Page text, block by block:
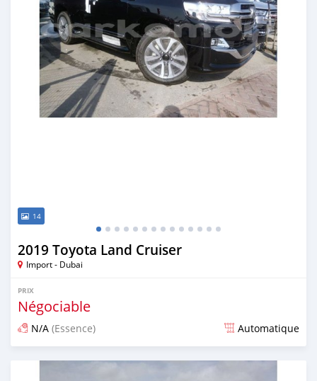
14
2019 Toyota Land Cruiser
Import - Dubai
PRIX
Négociable
N/A (Essence) Automatique
Publié il y a presque 7 ans